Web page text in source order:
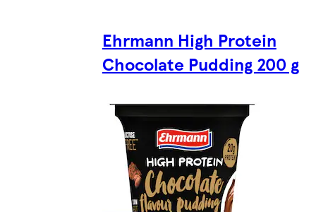
Ehrmann High Protein
Chocolate Pudding 200 g